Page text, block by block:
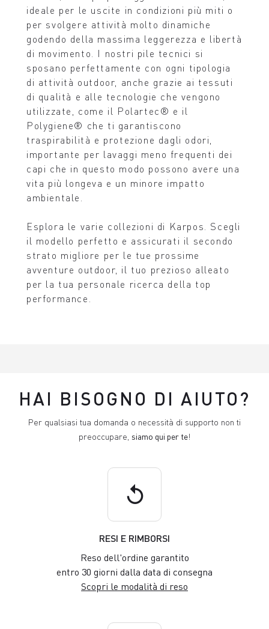
ideale per le uscite in condizioni più miti o
per svolgere attività molto dinamiche
godendo della massima leggerezza e libertà
di movimento. I nostri pile tecnici si
sposano perfettamente con ogni tipologia
di attività outdoor, anche grazie ai tessuti
di qualità e alle tecnologie che vengono
utilizzate, come il Polartec® e il
Polygiene® che ti garantiscono
traspirabilità e protezione dagli odori,
importante per lavaggi meno frequenti dei
capi che in questo modo possono avere una
vita più longeva e un minore impatto
ambientale.
Esplora le varie collezioni di Karpos. Scegli
il modello perfetto e assicurati il secondo
strato migliore per le tue prossime
avventure outdoor, il tuo prezioso alleato
per la tua personale ricerca della top
performance.
HAI BISOGNO DI AIUTO?
Per qualsiasi tua domanda o necessità di supporto non ti
preoccupare, siamo qui per te!
replay
RESI E RIMBORSI
Reso dell'ordine garantito
entro 30 giorni dalla data di consegna
Scopri le modalità di reso